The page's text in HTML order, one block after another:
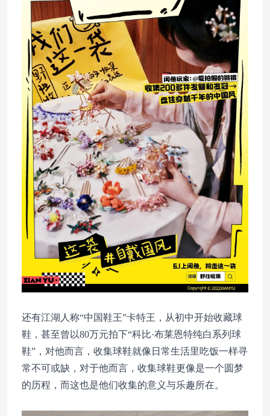
还有江湖人称“中国鞋王”卡特王，从初中开始收藏球
鞋，甚至曾以80万元拍下“科比·布莱恩特纯白系列球
鞋”，对他而言，收集球鞋就像日常生活里吃饭一样寻
常不可或缺，对于他而言，收集球鞋更像是一个圆梦
的历程，而这也是他们收集的意义与乐趣所在。